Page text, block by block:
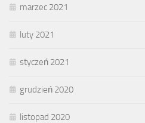
marzec 2021
luty 2021
styczeń 2021
grudzień 2020
listopad 2020